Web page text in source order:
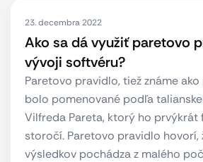
23. decembra 2022
Ako sa dá využiť paretovo
vývoji softvéru?
Paretovo pravidlo, tiež známe
bolo pomenované podľa
Vilfreda Pareta, ktorý ho prvýkrát
storočí. Paretovo pravidlo hovorí,
výsledkov pochádza z malého